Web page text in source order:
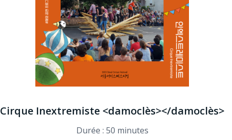
Cirque Inextremiste <damoclès></damoclès>
Durée : 50 minutes